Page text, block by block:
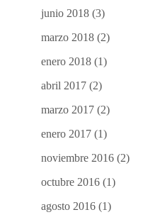
junio 2018 (3)
marzo 2018 (2)
enero 2018 (1)
abril 2017 (2)
marzo 2017 (2)
enero 2017 (1)
noviembre 2016 (2)
octubre 2016 (1)
agosto 2016 (1)